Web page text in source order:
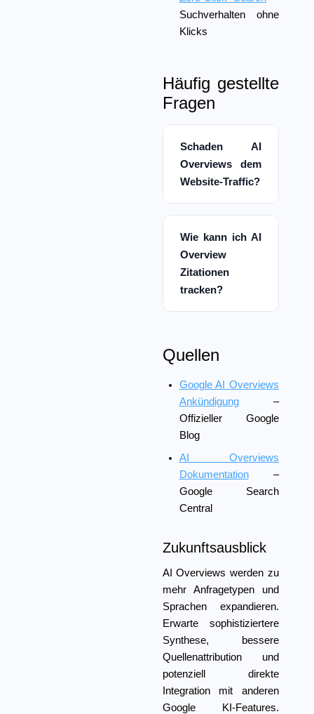
Suchverhalten ohne
Klicks
Häufig gestellte
Fragen
Schaden AI
Overviews dem
Website-Traffic?
Wie kann ich AI
Overview
Zitationen
tracken?
Quellen
Google AI Overviews
Ankündigung–
Offizieller Google
Blog
AI Overviews
Dokumentation–
Google Search
Central
Zukunftsausblick
AI Overviews werden zu
mehr Anfragetypen und
Sprachen expandieren.
Erwarte sophistiziertere
Synthese, bessere
Quellenattribution und
potenziell direkte
Integration mit anderen
Google KI-Features.